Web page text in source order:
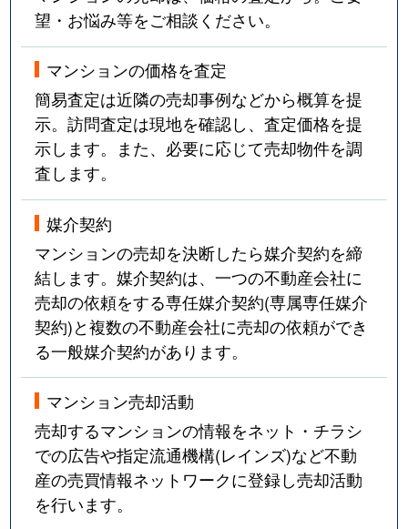
望・お悩み等をご相談ください。
マンションの価格を査定
簡易査定は近隣の売却事例などから概算を提
示。訪問査定は現地を確認し、査定価格を提
示します。また、必要に応じて売却物件を調
査します。
媒介契約
マンションの売却を決断したら媒介契約を締
結します。媒介契約は、一つの不動産会社に
売却の依頼をする専任媒介契約(専属専任媒介
契約)と複数の不動産会社に売却の依頼ができ
る一般媒介契約があります。
マンション売却活動
売却するマンションの情報をネット・チラシ
での広告や指定流通機構(レインズ)など不動
産の売買情報ネットワークに登録し売却活動
を行います。